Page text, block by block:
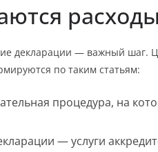
декларации — важный шаг.
по таким статьям:
процедура, на
— услуги